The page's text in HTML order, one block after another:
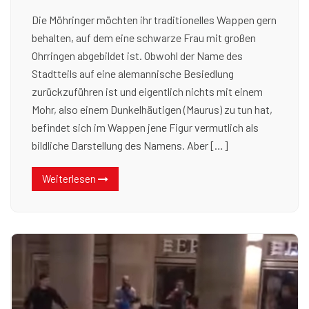
Die Möhringer möchten ihr traditionelles Wappen gern
behalten, auf dem eine schwarze Frau mit großen
Ohrringen abgebildet ist. Obwohl der Name des
Stadtteils auf eine alemannische Besiedlung
zurückzuführen ist und eigentlich nichts mit einem
Mohr, also einem Dunkelhäutigen (Maurus) zu tun hat,
befindet sich im Wappen jene Figur vermutlich als
bildliche Darstellung des Namens. Aber […]
Weiterlesen